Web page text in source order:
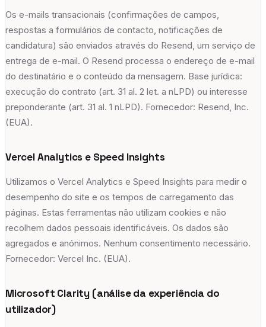
Os e-mails transacionais (confirmações de campos,
respostas a formulários de contacto, notificações de
candidatura) são enviados através do Resend, um serviço de
entrega de e-mail. O Resend processa o endereço de e-mail
do destinatário e o conteúdo da mensagem. Base jurídica:
execução do contrato (art. 31 al. 2 let. a nLPD) ou interesse
preponderante (art. 31 al. 1 nLPD). Fornecedor: Resend, Inc.
(EUA).
Vercel Analytics e Speed Insights
Utilizamos o Vercel Analytics e Speed Insights para medir o
desempenho do site e os tempos de carregamento das
páginas. Estas ferramentas não utilizam cookies e não
recolhem dados pessoais identificáveis. Os dados são
agregados e anónimos. Nenhum consentimento necessário.
Fornecedor: Vercel Inc. (EUA).
Microsoft Clarity (análise da experiência do
utilizador)